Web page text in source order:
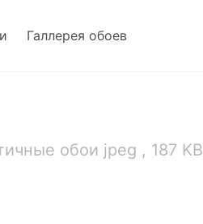
Галлерея обоев
обои jpeg , 187 KB